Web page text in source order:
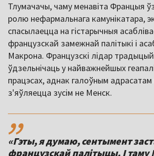
Тлумачачы, чаму менавіта Францыя
ролю нефармальнага камунікатара,
спасылаецца на гістарычныя
французскай замежнай палітыкі і
Макрона. Французскі лідар
ўдзельнічаць у найважнейшых
працэсах, аднак галоўным адрасатам
з'яўляецца зусім не Менск.
,,
«Гэты, я думаю, сентымент
французскай палітыцы. І